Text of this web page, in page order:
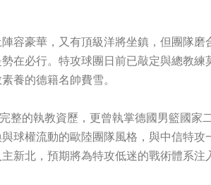
容豪華，又有頂級洋將坐鎮，但團隊
在必行。特攻球團日前已敲定與總教
養的德籍名帥費雪。
整的執教資歷，更曾執掌德國男籃國家
球權流動的歐陸團隊風格，與中信特
新北，預期將為特攻低迷的戰術體系注